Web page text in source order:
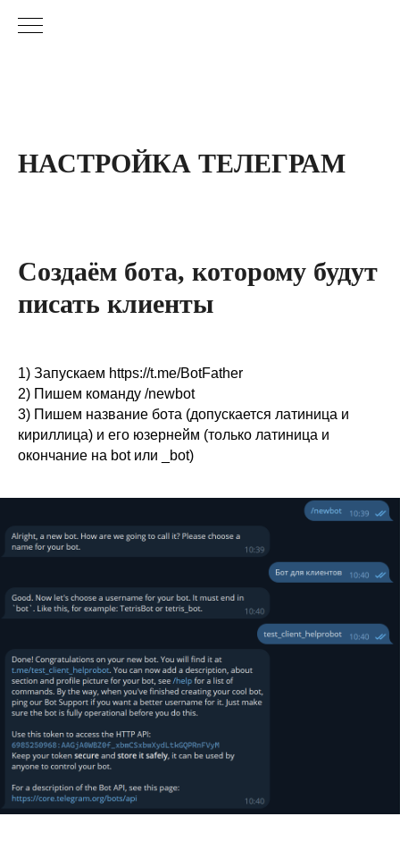
НАСТРОЙКА ТЕЛЕГРАМ
Создаём бота, которому будут
писать клиенты
1) Запускаем https://t.me/BotFather
2) Пишем команду /newbot
3) Пишем название бота (допускается латиница и
кириллица) и его юзернейм (только латиница и
окончание на bot или _bot)